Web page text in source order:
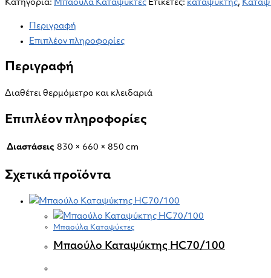
Κατηγορία: Μπαούλα Καταψύκτες Ετικέτες: καταψυκτης,
Περιγραφή
Επιπλέον πληροφορίες
Περιγραφή
Διαθέτει θερμόμετρο και κλειδαριά
Επιπλέον πληροφορίες
Διαστάσεις 830 × 660 × 850 cm
Σχετικά προϊόντα
Μπαούλα Καταψύκτες
Μπαούλο Καταψύκτης HC70/100